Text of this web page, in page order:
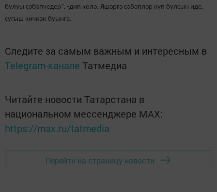
булуы сәбәпчедер”, -дип көлә. Яшәргә сәбәпләр күп булсын иде,
сугыш кичкән буынга.
Следите за самым важным и интересным в
Telegram-канале Татмедиа
Читайте новости Татарстана в
национальном мессенджере MАХ:
https://max.ru/tatmedia
Перейти на страницу новости